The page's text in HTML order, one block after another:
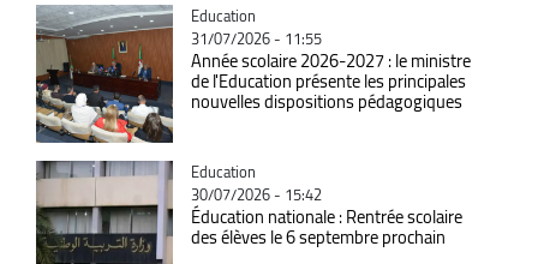
Catégorie
Education
31/07/2026 - 11:55
Année scolaire 2026-2027 : le ministre
de l'Education présente les principales
nouvelles dispositions pédagogiques
Catégorie
Education
30/07/2026 - 15:42
Éducation nationale : Rentrée scolaire
des élèves le 6 septembre prochain